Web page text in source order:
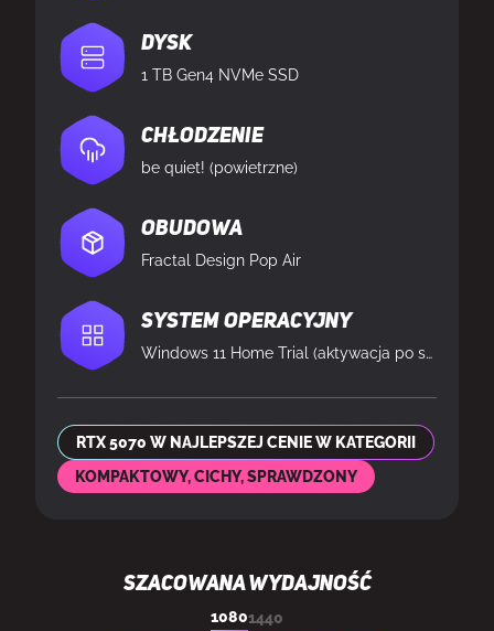
Dysk
1 TB Gen4 NVMe SSD
Chłodzenie
be quiet! (powietrzne)
Obudowa
Fractal Design Pop Air
System operacyjny
Windows 11 Home Trial (aktywacja po stronie klienta)
RTX 5070 W NAJLEPSZEJ CENIE W KATEGORII
KOMPAKTOWY, CICHY, SPRAWDZONY
SZACOWANA WYDAJNOŚĆ
10801440